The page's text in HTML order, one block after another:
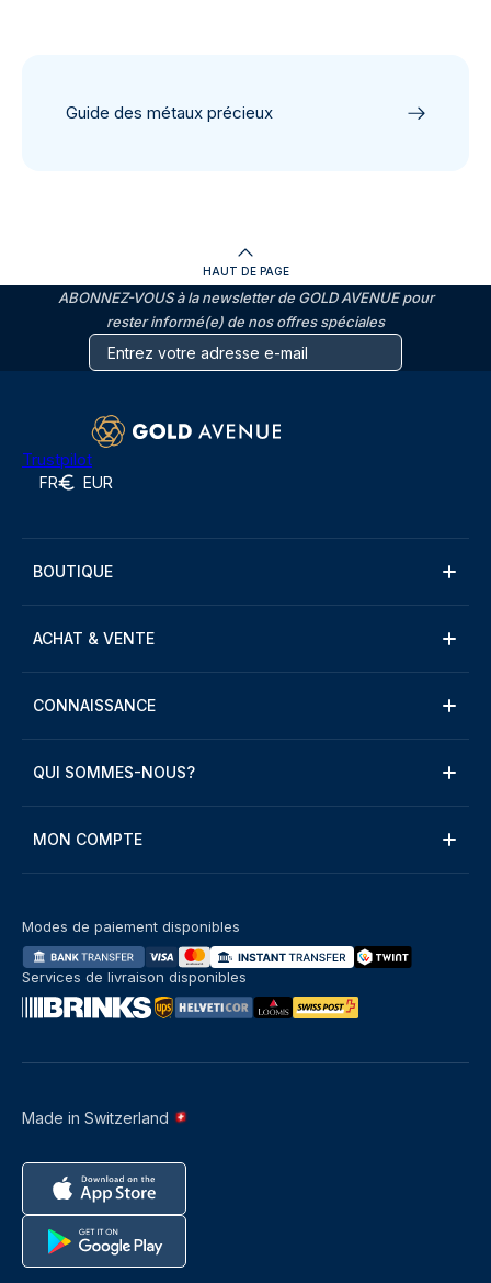
Guide des métaux précieux
HAUT DE PAGE
ABONNEZ-VOUS à la newsletter de GOLD AVENUE pour
rester informé(e) de nos offres spéciales
Trustpilot
FR EUR
BOUTIQUE
ACHAT & VENTE
CONNAISSANCE
QUI SOMMES-NOUS?
MON COMPTE
Made in Switzerland
Modes de paiement disponibles
Services de livraison disponibles